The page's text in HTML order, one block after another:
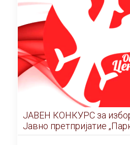
Договорот за закуп
понудувач.
ЈАВЕН КОНКУРС за избор на Директор на
Јавно претпријатие „Паркинзи на Општина
Центар“ – Скопје